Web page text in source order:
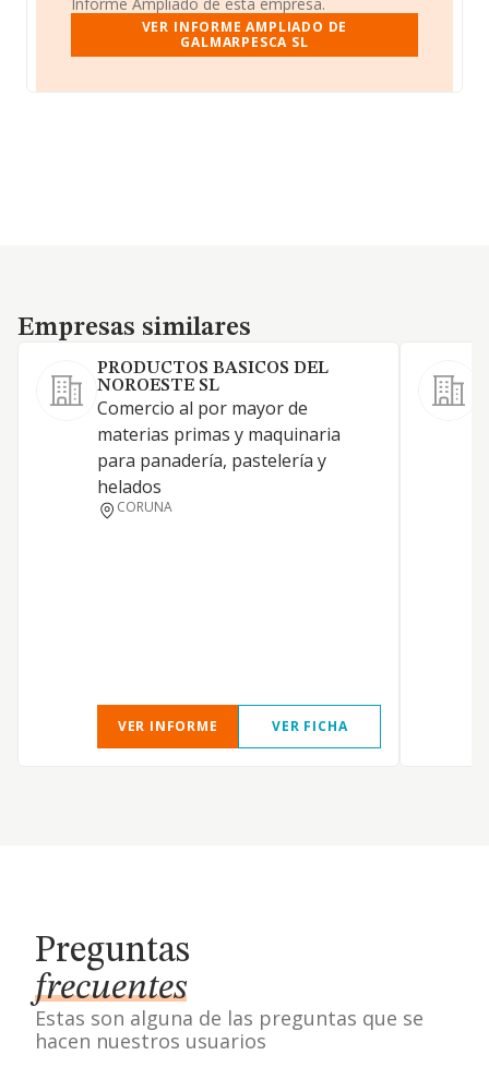
VER INFORME AMPLIADO DE
GALMARPESCA SL
Empresas similares
Empresas similares
PRODUCTOS BASICOS DEL
NOROESTE SL
Comercio al por mayor de
materias primas y maquinaria
para panadería, pastelería y
helados
CORUNA
VER INFORME VER FICHA
Preguntas
frecuentes
Estas son alguna de las preguntas que se
hacen nuestros usuarios